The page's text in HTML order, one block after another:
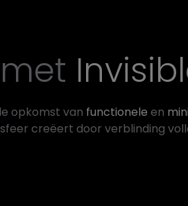
opkomst van functionele en
creëert door verblinding